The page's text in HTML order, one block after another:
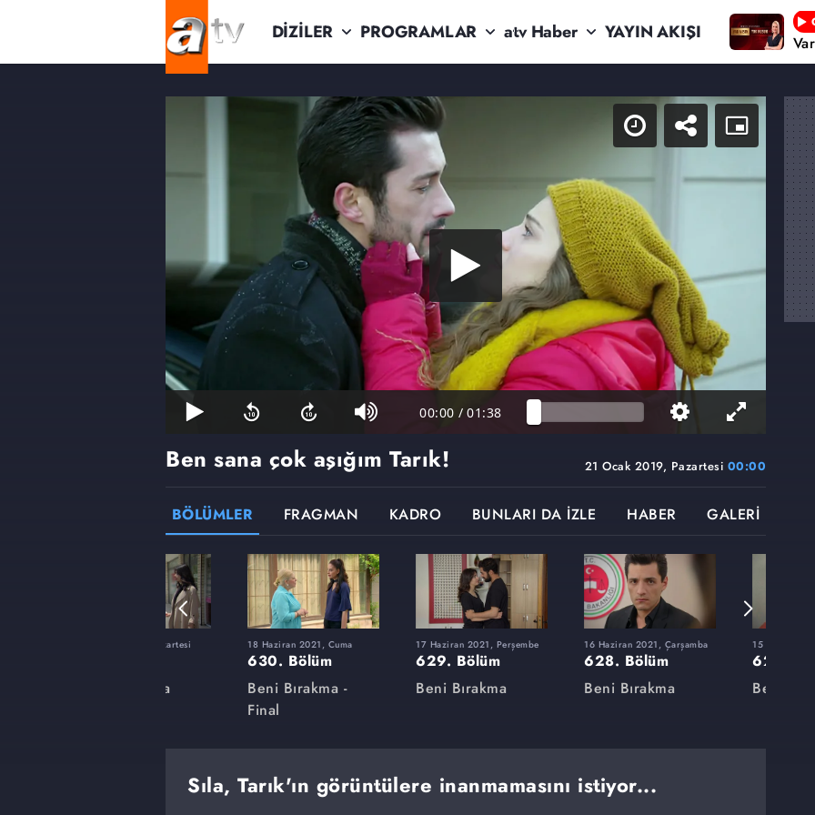
DİZİLER PROGRAMLAR atv Haber YAYIN AKIŞI
00:00 / 01:38
21 Ocak 2019, Pazartesi 00:00
Ben sana çok aşığım Tarık!
BÖLÜMLER FRAGMAN KADRO BUNLARI DA İZLE HABER GALERİ
31 Mayıs 2021, Pazartesi
Beni Bırakma
18 Haziran 2021, Cuma
630. Bölüm
Beni Bırakma -
Final
17 Haziran 2021, Perşembe
629. Bölüm
Beni Bırakma
16 Haziran 2021, Çarşamba
628. Bölüm
Beni Bırakma
15 Haziran
627.
Beni
Sıla, Tarık'ın görüntülere inanmamasını istiyor...